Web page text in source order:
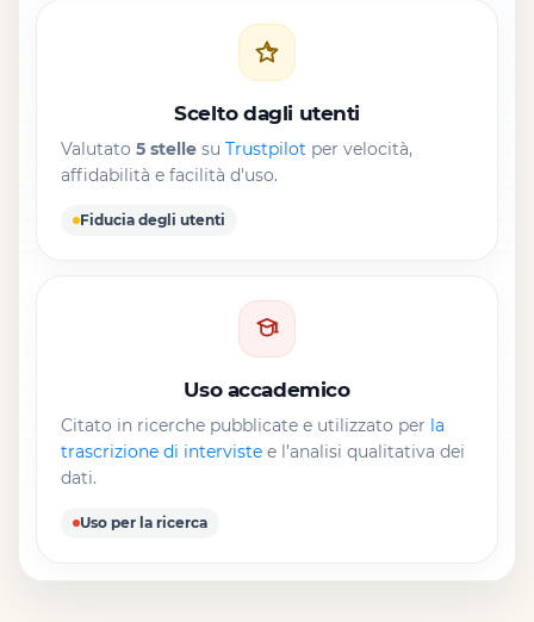
Scelto dagli utenti
Valutato 5 stelle su Trustpilot per velocità,
affidabilità e facilità d'uso.
Fiducia degli utenti
Uso accademico
Citato in ricerche pubblicate e utilizzato per la
trascrizione di interviste e l’analisi qualitativa dei
dati.
Uso per la ricerca